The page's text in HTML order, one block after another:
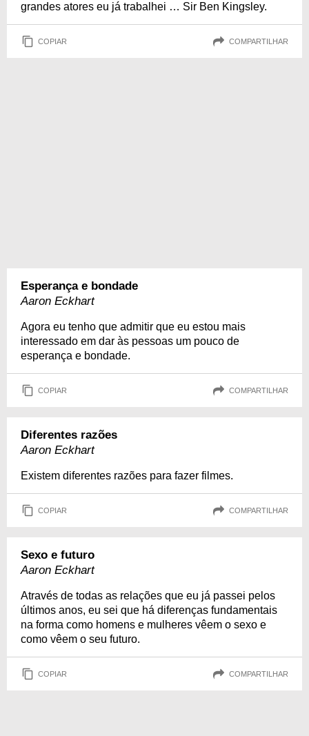
grandes atores eu já trabalhei … Sir Ben Kingsley.
COPIAR COMPARTILHAR
Esperança e bondade
Aaron Eckhart
Agora eu tenho que admitir que eu estou mais
interessado em dar às pessoas um pouco de
esperança e bondade.
COPIAR COMPARTILHAR
Diferentes razões
Aaron Eckhart
Existem diferentes razões para fazer filmes.
COPIAR COMPARTILHAR
Sexo e futuro
Aaron Eckhart
Através de todas as relações que eu já passei pelos
últimos anos, eu sei que há diferenças fundamentais
na forma como homens e mulheres vêem o sexo e
como vêem o seu futuro.
COPIAR COMPARTILHAR